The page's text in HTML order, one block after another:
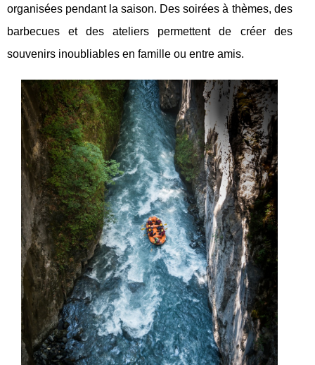
organisées pendant la saison. Des soirées à thèmes, des
barbecues et des ateliers permettent de créer des
souvenirs inoubliables en famille ou entre amis.